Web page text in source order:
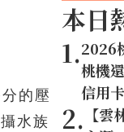
的壓
水族
本日
1.2026
桃機
信用
2. 【